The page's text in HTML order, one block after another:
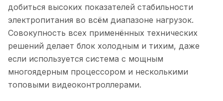
добиться высоких показателей стабильности
электропитания во всём диапазоне нагрузок.
Совокупность всех применённых технических
решений делает блок холодным и тихим, даже
если используется система с мощным
многоядерным процессором и несколькими
топовыми видеоконтроллерами.